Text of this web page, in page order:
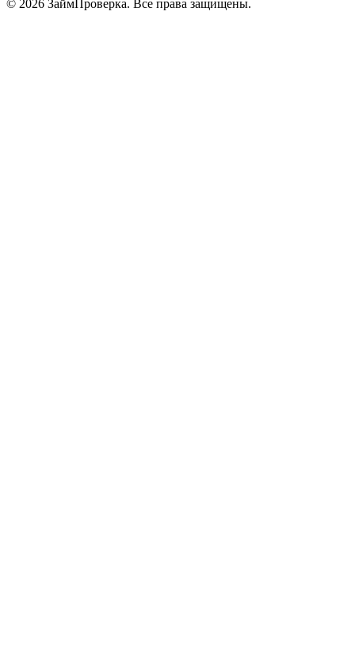
© 2026 ЗаймПроверка. Все права защищены.